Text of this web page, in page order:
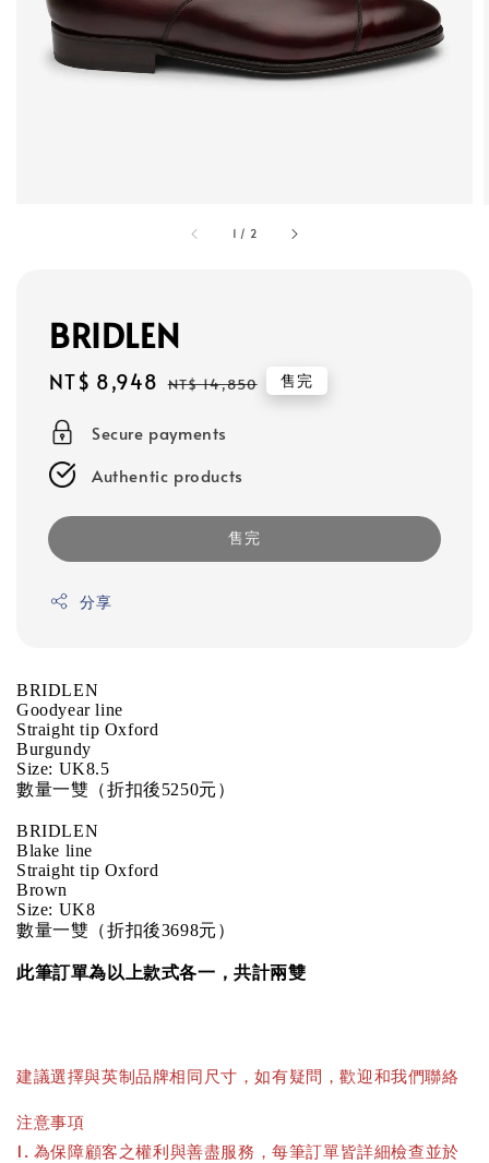
1 / 2
BRIDLEN
Sale
NT$ 8,948 Regular
NT$ 14,850 售完
Secure payments
Authentic products
售完
分享
BRIDLEN
Goodyear line
Straight tip Oxford
Burgundy
Size: UK8.5
數量一雙（折扣後5250元）
BRIDLEN
Blake line
Straight tip Oxford
Brown
Size: UK8
數量一雙 （折扣後3698元）
此筆訂單為以上款式各一，共計兩雙
建議選擇與英制品牌相同尺寸，如有疑問，歡迎和我們聯絡
注意事項
1. 為保障顧客之權利與善盡服務，每筆訂單皆詳細檢查並於